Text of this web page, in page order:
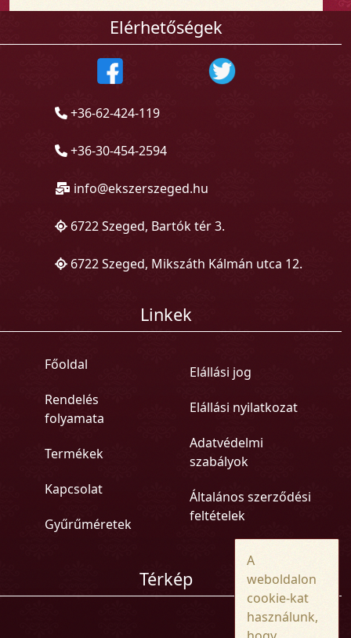
Elérhetőségek
+36-62-424-119
+36-30-454-2594
info@ekszerszeged.hu
6722 Szeged, Bartók tér 3.
6722 Szeged, Mikszáth Kálmán utca 12.
Linkek
Főoldal
Rendelés
folyamata
Termékek
Kapcsolat
Gyűrűméretek
Elállási jog
Elállási nyilatkozat
Adatvédelmi
szabályok
Általános szerződési
feltételek
Térkép
A
weboldalon
cookie-kat
használunk,